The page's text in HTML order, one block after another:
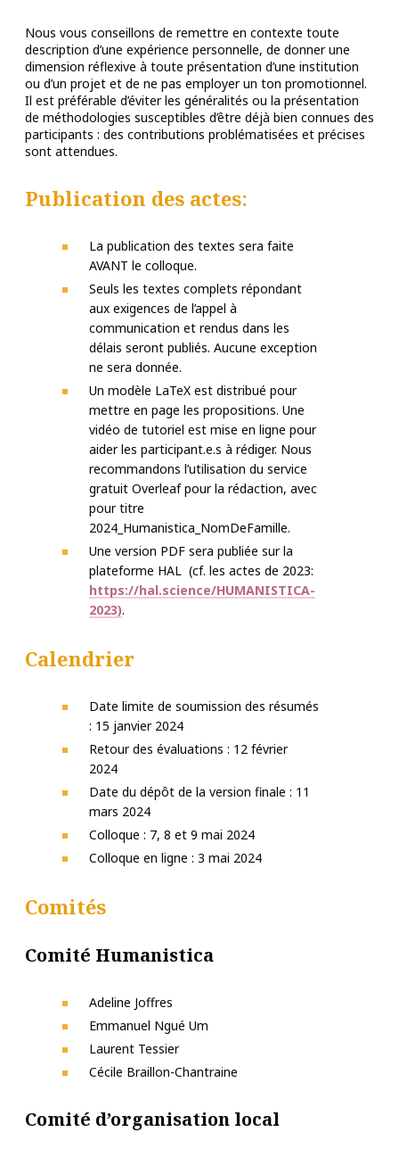
Nous vous conseillons de remettre en contexte toute
description d’une expérience personnelle, de donner une
dimension réflexive à toute présentation d’une institution
ou d’un projet et de ne pas employer un ton promotionnel.
Il est préférable d’éviter les généralités ou la présentation
de méthodologies susceptibles d’être déjà bien connues des
participants : des contributions problématisées et précises
sont attendues.
Publication des actes:
La publication des textes sera faite
AVANT le colloque.
Seuls les textes complets répondant
aux exigences de l’appel à
communication et rendus dans les
délais seront publiés. Aucune exception
ne sera donnée.
Un modèle LaTeX est distribué pour
mettre en page les propositions. Une
vidéo de tutoriel est mise en ligne pour
aider les participant.e.s à rédiger. Nous
recommandons l’utilisation du service
gratuit Overleaf pour la rédaction, avec
pour titre
2024_Humanistica_NomDeFamille.
Une version PDF sera publiée sur la
plateforme HAL (cf. les actes de 2023:
https://hal.science/HUMANISTICA-
2023).
Calendrier
Date limite de soumission des résumés
: 15 janvier 2024
Retour des évaluations : 12 février
2024
Date du dépôt de la version finale : 11
mars 2024
Colloque : 7, 8 et 9 mai 2024
Colloque en ligne : 3 mai 2024
Comités
Comité Humanistica
Adeline Joffres
Emmanuel Ngué Um
Laurent Tessier
Cécile Braillon-Chantraine
Comité d’organisation local